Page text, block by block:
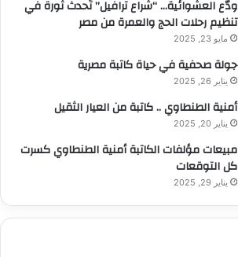
ودّع العشوائية… “شراع ترافيل” تُحدث ثورة في
تنظيم رحلات الحج والعمرة من مصر
مايو 23, 2025
جولة صحفية في حياة كاتبة مصرية
يناير 26, 2025
أمنية الطنطاوي .. كاتبة من العيار الثقيل
يناير 20, 2025
مبيعات مؤلفات الكاتبة أمنية الطنطاوي كسرت
كل التوقعات
يناير 29, 2025